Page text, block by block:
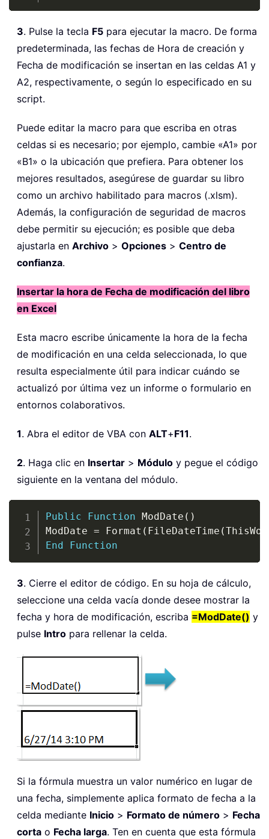
3. Pulse la tecla F5 para ejecutar la macro. De forma
predeterminada, las fechas de Hora de creación y
Fecha de modificación se insertan en las celdas A1 y
A2, respectivamente, o según lo especificado en su
script.
Puede editar la macro para que escriba en otras
celdas si es necesario; por ejemplo, cambie «A1» por
«B1» o la ubicación que prefiera. Para obtener los
mejores resultados, asegúrese de guardar su libro
como un archivo habilitado para macros (.xlsm).
Además, la configuración de seguridad de macros
debe permitir su ejecución; es posible que deba
ajustarla en Archivo > Opciones > Centro de
confianza.
Insertar la hora de Fecha de modificación del libro
en Excel
Esta macro escribe únicamente la hora de la fecha
de modificación en una celda seleccionada, lo que
resulta especialmente útil para indicar cuándo se
actualizó por última vez un informe o formulario en
entornos colaborativos.
1. Abra el editor de VBA con ALT+F11.
2. Haga clic en Insertar > Módulo y pegue el código
siguiente en la ventana del módulo.
Public Function ModDate ( )
ModDate = Format ( FileDateTime (
End
Function
3. Cierre el editor de código. En su hoja de cálculo,
seleccione una celda vacía donde desee mostrar la
fecha y hora de modificación, escriba =ModDate() y
pulse Intro para rellenar la celda.
Si la fórmula muestra un valor numérico en lugar de
una fecha, simplemente aplica formato de fecha a la
celda mediante Inicio > Formato de número > Fecha
corta o Fecha larga. Ten en cuenta que esta fórmula